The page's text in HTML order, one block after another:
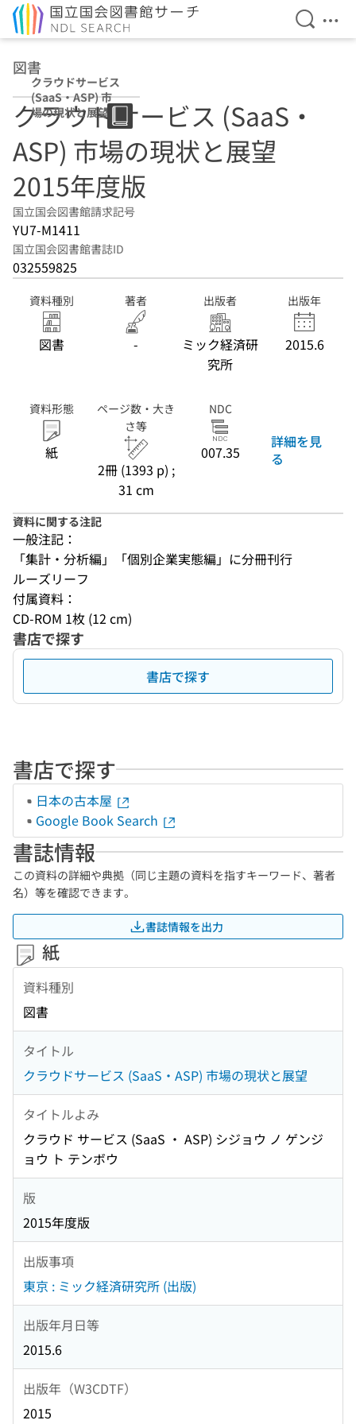
検索を
メ
図書
クラウドサービス
(SaaS・ASP) 市
場の現状と展望
2015年度版
クラウドサービス (SaaS・
ASP) 市場の現状と展望
2015年度版
国立国会図書館請求記号
YU7-M1411
国立国会図書館書誌ID
032559825
資料種別
図書
著者
-
出版者
ミック経済研
究所
出版年
2015.6
資料形態
紙
ページ数・大き
さ等
2冊 (1393 p) ;
31 cm
NDC
007.35
詳細を見
る
資料に関する注記
一般注記：
「集計・分析編」「個別企業実態編」に分冊刊行
ルーズリーフ
付属資料：
CD-ROM 1枚 (12 cm)
書店で探す
書店で探す
書店で探す
日本の古本屋
Google Book Search
書誌情報
この資料の詳細や典拠（同じ主題の資料を指すキーワード、著者
名）等を確認できます。
書誌情報を出力
紙
資料種別
図書
タイトル
クラウドサービス (SaaS・ASP) 市場の現状と展望
タイトルよみ
クラウド サービス (SaaS ・ ASP) シジョウ ノ ゲンジ
ョウ ト テンボウ
版
2015年度版
出版事項
東京 : ミック経済研究所 (出版)
出版年月日等
2015.6
出版年（W3CDTF）
2015